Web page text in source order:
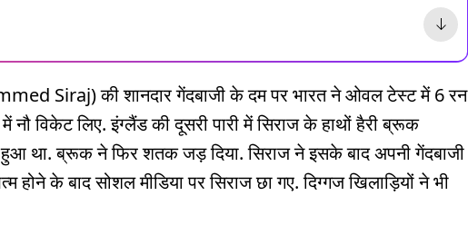
Siraj) की शानदार गेंदबाजी के दम पर भारत ने ओवल टेस्ट में 6 रन
विकेट लिए. इंग्लैंड की दूसरी पारी में सिराज के हाथों हैरी ब्रूक
था. ब्रूक ने फिर शतक जड़ दिया. सिराज ने इसके बाद अपनी गेंदबाजी
के बाद सोशल मीडिया पर सिराज छा गए. दिग्गज खिलाड़ियों ने भी